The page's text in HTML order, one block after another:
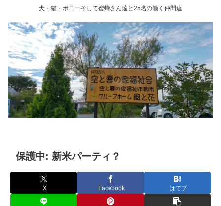
犬・猫・ポニーそして蜜蜂さん達と25名の働く仲間達
保護中: 新米パーティ？
X Facebook はてブ